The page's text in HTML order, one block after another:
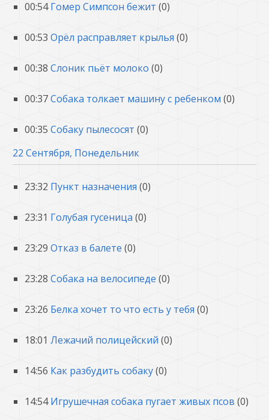
00:54 Гомер Симпсон бежит (0)
00:53 Орёл расправляет крылья (0)
00:38 Слоник пьёт молоко (0)
00:37Собака толкает машину с ребенком (0)
00:35 Собаку пылесосят (0)
22 Сентября, Понедельник
23:32 Пункт назначения (0)
23:31 Голубая гусеница (0)
23:29 Отказ в балете (0)
23:28 Собака на велосипеде (0)
23:26 Белка хочет то что есть у тебя (0)
18:01 Лежачий полицейский (0)
14:56 Как разбудить собаку(0)
14:54 Игрушечная собака пугает живых псов (0)